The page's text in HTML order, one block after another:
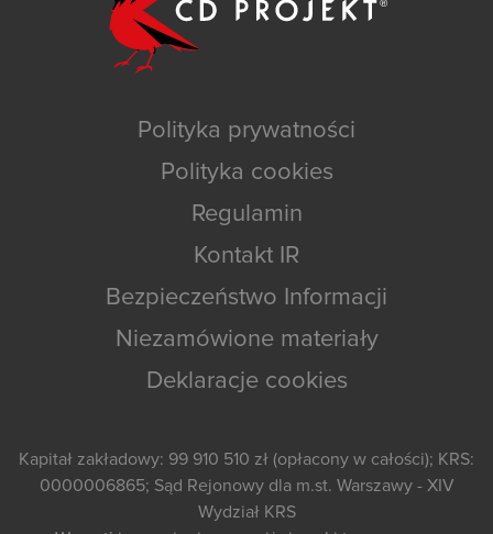
Polityka prywatności
Polityka cookies
Regulamin
Kontakt IR
Bezpieczeństwo Informacji
Niezamówione materiały
Deklaracje cookies
Kapitał zakładowy: 99 910 510 zł (opłacony w całości); KRS:
0000006865; Sąd Rejonowy dla m.st. Warszawy - XIV
Wydział KRS